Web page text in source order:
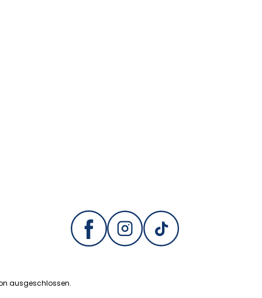
ausgeschlossen.